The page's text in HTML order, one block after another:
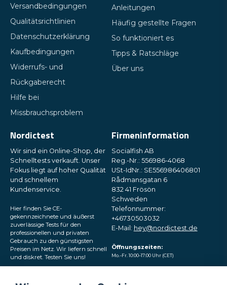
Versandbedingungen
Qualitätsrichtlinien
Datenschutzerklärung
Kaufbedingungen
Widerrufs- und
Rückgaberecht
Hilfe bei
Missbrauchsproblem
Anleitungen
Häufig gestellte Fragen
So funktioniert es
Tipps & Ratschläge
Über uns
Nordictest
Wir sind ein Online-Shop, der
Schnelltests verkauft. Unser
Fokus liegt auf hoher Qualität
und schnellem
Kundenservice.
Hier finden Sie CE-
gekennzeichnete und äußerst
zuverlässige Tests für den
professionellen und privaten
Gebrauch zu den günstigsten
Preisen im Netz. Wir liefern schnell
und diskret. Testen Sie uns!
Firmeninformation
Socialfish AB
Reg.-Nr.: 556986-4068
USt-IdNr.: SE556986406801
Rådmansgatan 6
832 41 Frösön
Schweden
Telefonnummer:
+46730503032
E-Mail: hey@nordictest.de
Öffnungszeiten:
Mo.–Fr. 10:00–17:00 Uhr (CET)